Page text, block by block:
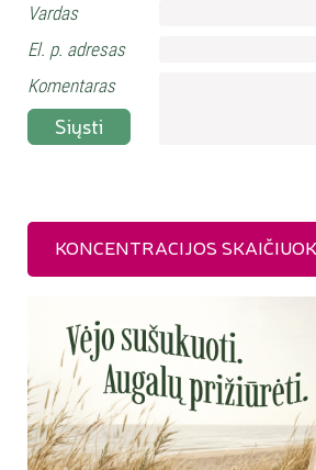
Vardas
El. p. adresas
Komentaras
Siųsti
KONCENTRACIJOS